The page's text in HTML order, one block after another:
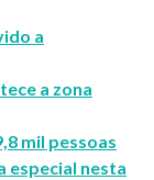
a
a zona
mil pessoas
especial nesta